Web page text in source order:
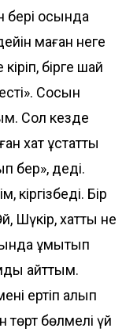
осында
маған неге
бірге шай
Сосын
Сол кезде
хат ұстатты
бер», деді.
кіргізбеді. Бір
Шүкір, хатты не
ұмытып
айттым.
ертіп алып
төрт бөлмелі үй